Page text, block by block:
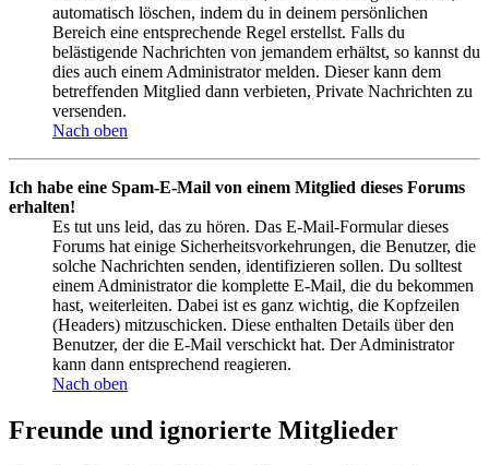
automatisch löschen, indem du in deinem persönlichen
Bereich eine entsprechende Regel erstellst. Falls du
belästigende Nachrichten von jemandem erhältst, so kannst du
dies auch einem Administrator melden. Dieser kann dem
betreffenden Mitglied dann verbieten, Private Nachrichten zu
versenden.
Nach oben
Ich habe eine Spam-E-Mail von einem Mitglied dieses Forums
erhalten!
Es tut uns leid, das zu hören. Das E-Mail-Formular dieses
Forums hat einige Sicherheitsvorkehrungen, die Benutzer, die
solche Nachrichten senden, identifizieren sollen. Du solltest
einem Administrator die komplette E-Mail, die du bekommen
hast, weiterleiten. Dabei ist es ganz wichtig, die Kopfzeilen
(Headers) mitzuschicken. Diese enthalten Details über den
Benutzer, der die E-Mail verschickt hat. Der Administrator
kann dann entsprechend reagieren.
Nach oben
Freunde und ignorierte Mitglieder